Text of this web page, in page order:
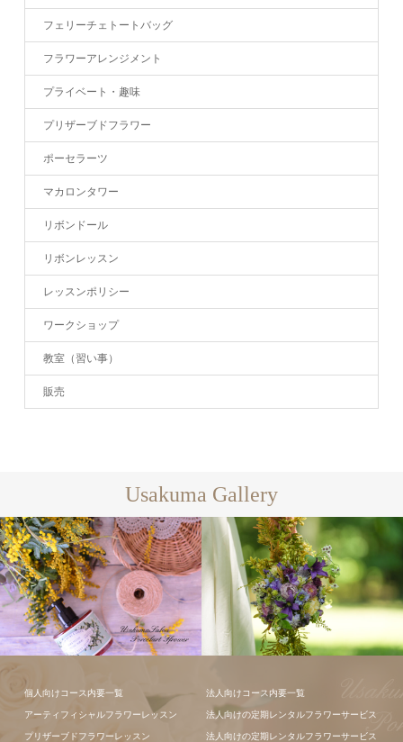
フェリーチェトートバッグ
フラワーアレンジメント
プライベート・趣味
プリザーブドフラワー
ポーセラーツ
マカロンタワー
リボンドール
リボンレッスン
レッスンポリシー
ワークショップ
教室（習い事）
販売
Usakuma Gallery
ギャラリー全
ト
個人向けコース内要一覧
アーティフィシャルフラワーレッスン
プリザーブドフラワーレッスン
法人向けコース内要一覧
法人向けの定期レンタルフラワーサービス
法人向けの定期レンタルフラワーサービス